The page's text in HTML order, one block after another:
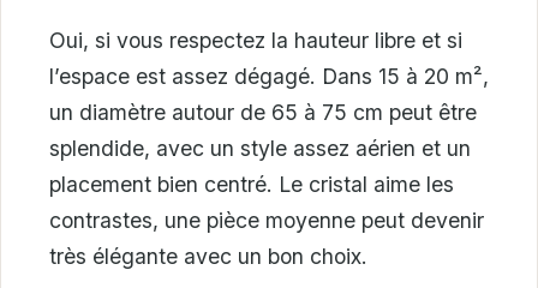
Oui, si vous respectez la hauteur libre et si
l’espace est assez dégagé. Dans 15 à 20 m²,
un diamètre autour de 65 à 75 cm peut être
splendide, avec un style assez aérien et un
placement bien centré. Le cristal aime les
contrastes, une pièce moyenne peut devenir
très élégante avec un bon choix.